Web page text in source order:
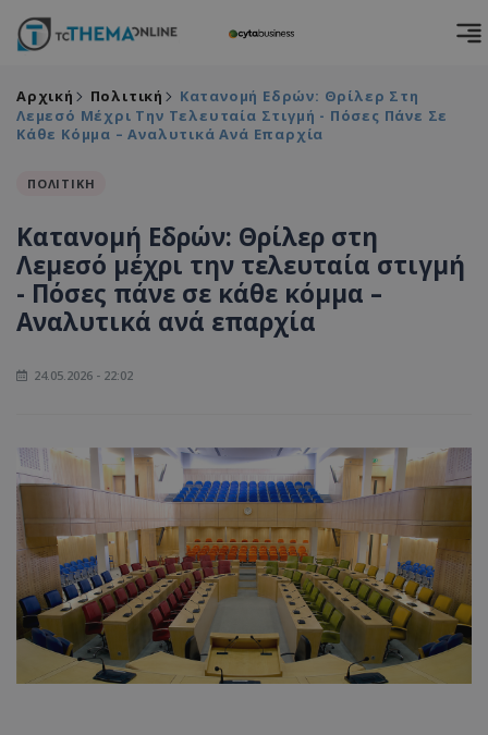
Αρχική Πολιτική
Κατανομή Εδρών: Θρίλερ Στη
Λεμεσό Μέχρι Την Τελευταία Στιγμή - Πόσες Πάνε Σε
Κάθε Κόμμα – Αναλυτικά Ανά Επαρχία
ΠΟΛΙΤΙΚΗ
Κατανομή Εδρών: Θρίλερ στη
Λεμεσό μέχρι την τελευταία στιγμή
- Πόσες πάνε σε κάθε κόμμα –
Αναλυτικά ανά επαρχία
24.05.2026 - 22:02